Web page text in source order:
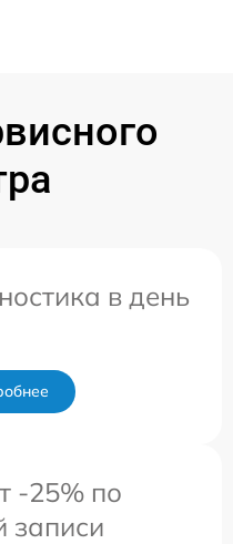
в день
-25% по
записи